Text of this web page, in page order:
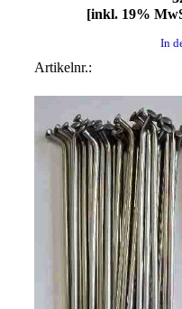
[inkl. 19%
In
Artikelnr.: